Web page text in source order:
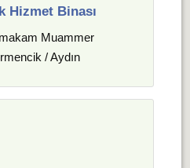
Hizmet Binası
Muammer
/ Aydın